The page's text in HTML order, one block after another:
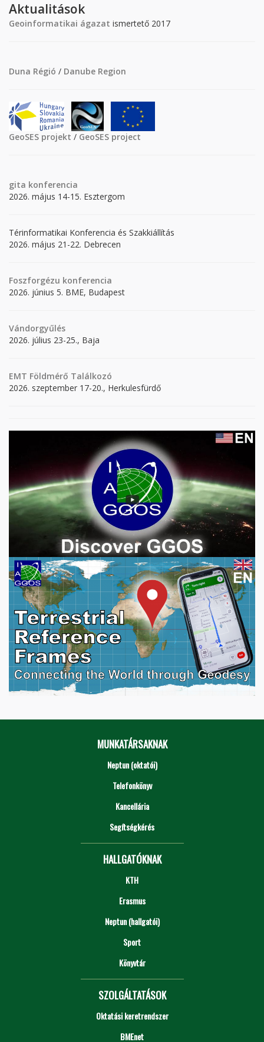
Aktualitások
Geoinformatikai ágazat ismertető 2017
Duna Régió / Danube Region
GeoSES projekt / GeoSES project
gita konferencia
2026. május 14-15. Esztergom
Térinformatikai Konferencia és Szakkiállítás
2026. május 21-22. Debrecen
Foszforgézu konferencia
2026. június 5. BME, Budapest
Vándorgyűlés
2026. július 23-25., Baja
EMT Földmérő Találkozó
2026. szeptember 17-20., Herkulesfürdő
MUNKATÁRSAKNAK
Neptun (oktatói)
Telefonkönyv
Kancellária
Segítségkérés
HALLGATÓKNAK
KTH
Erasmus
Neptun (hallgatói)
Sport
Könyvtár
SZOLGÁLTATÁSOK
Oktatási keretrendszer
BMEnet